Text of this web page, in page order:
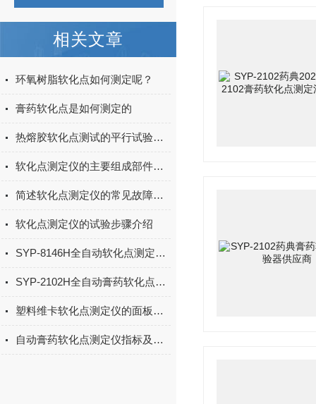
相关文章
环氧树脂软化点如何测定呢？
膏药软化点是如何测定的
热熔胶软化点测试的平行试验结果偏差大是什么原因？
软化点测定仪的主要组成部件功能特点介绍
简述软化点测定仪的常见故障解决方法
软化点测定仪的试验步骤介绍
SYP-8146H全自动软化点测定仪(松香）操作步骤
SYP-2102H全自动膏药软化点测定仪的试验方法
塑料维卡软化点测定仪的面板设置要注意什么
自动膏药软化点测定仪指标及参数